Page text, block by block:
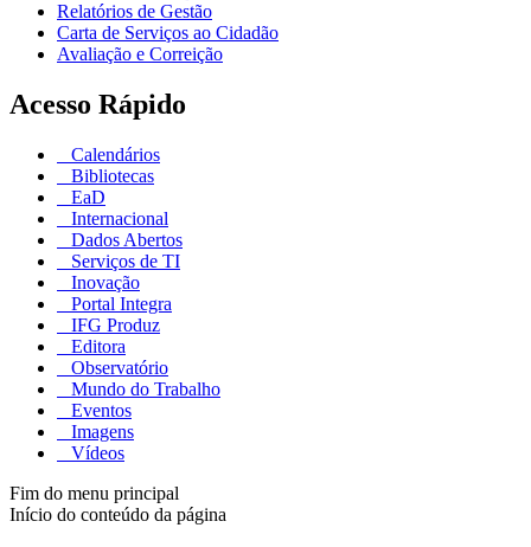
Relatórios de Gestão
Carta de Serviços ao Cidadão
Avaliação e Correição
Acesso Rápido
Calendários
Bibliotecas
EaD
Internacional
Dados Abertos
Serviços de TI
Inovação
Portal Integra
IFG Produz
Editora
Observatório
Mundo do Trabalho
Eventos
Imagens
Vídeos
Fim do menu principal
Início do conteúdo da página